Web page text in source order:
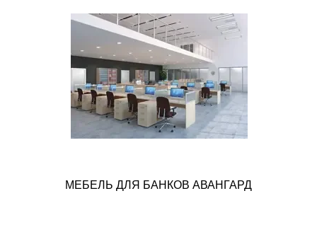
МЕБЕЛЬ ДЛЯ БАНКОВ АВАНГАРД